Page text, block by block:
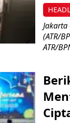
(ATR/
ATR/